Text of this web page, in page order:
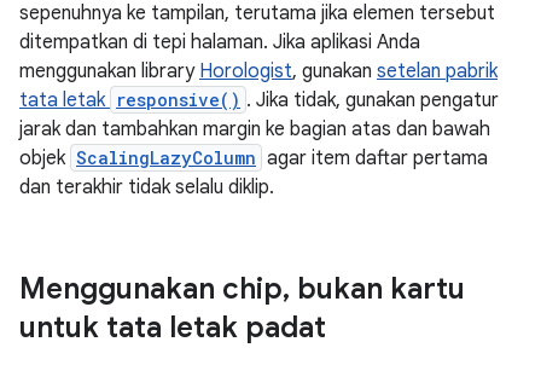
sepenuhnya ke tampilan, terutama jika elemen tersebut
ditempatkan di tepi halaman. Jika aplikasi Anda
menggunakan library Horologist, gunakan setelan pabrik
tata letak responsive() . Jika tidak, gunakan pengatur
jarak dan tambahkan margin ke bagian atas dan bawah
objek ScalingLazyColumn agar item daftar pertama
dan terakhir tidak selalu diklip.
Menggunakan chip, bukan kartu
untuk tata letak padat